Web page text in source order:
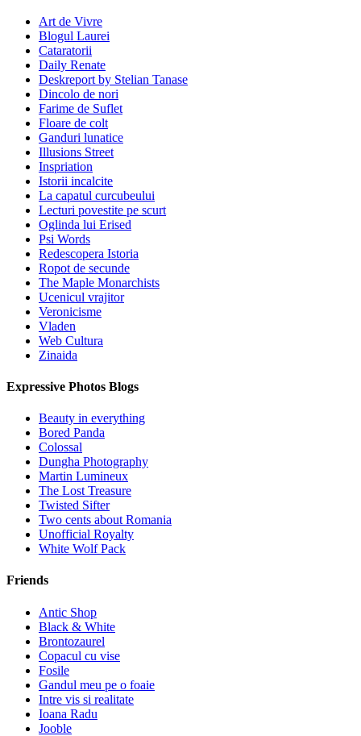
Art de Vivre
Blogul Laurei
Cataratorii
Daily Renate
Deskreport by Stelian Tanase
Dincolo de nori
Farime de Suflet
Floare de colt
Ganduri lunatice
Illusions Street
Inspriation
Istorii incalcite
La capatul curcubeului
Lecturi povestite pe scurt
Oglinda lui Erised
Psi Words
Redescopera Istoria
Ropot de secunde
The Maple Monarchists
Ucenicul vrajitor
Veronicisme
Vladen
Web Cultura
Zinaida
Expressive Photos Blogs
Beauty in everything
Bored Panda
Colossal
Dungha Photography
Martin Lumineux
The Lost Treasure
Twisted Sifter
Two cents about Romania
Unofficial Royalty
White Wolf Pack
Friends
Antic Shop
Black & White
Brontozaurel
Copacul cu vise
Fosile
Gandul meu pe o foaie
Intre vis si realitate
Ioana Radu
Jooble